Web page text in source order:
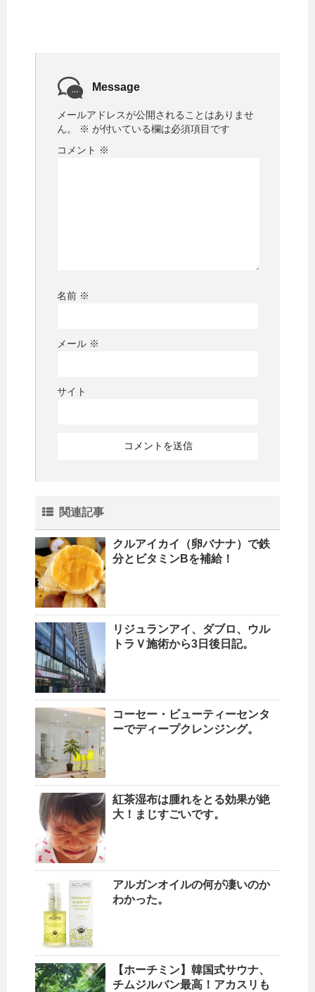
Message
メールアドレスが公開されることはありませ
ん。
※ が付いている欄は必須項目です
コメント ※
名前 ※
メール ※
サイト
関連記事
クルアイカイ（卵バナナ）で鉄
分とビタミンBを補給！
リジュランアイ、ダブロ、ウル
トラＶ施術から3日後日記。
コーセー・ビューティーセンタ
ーでディープクレンジング。
紅茶湿布は腫れをとる効果が絶
大！まじすごいです。
アルガンオイルの何が凄いのか
わかった。
【ホーチミン】韓国式サウナ、
チムジルバン最高！アカスリも